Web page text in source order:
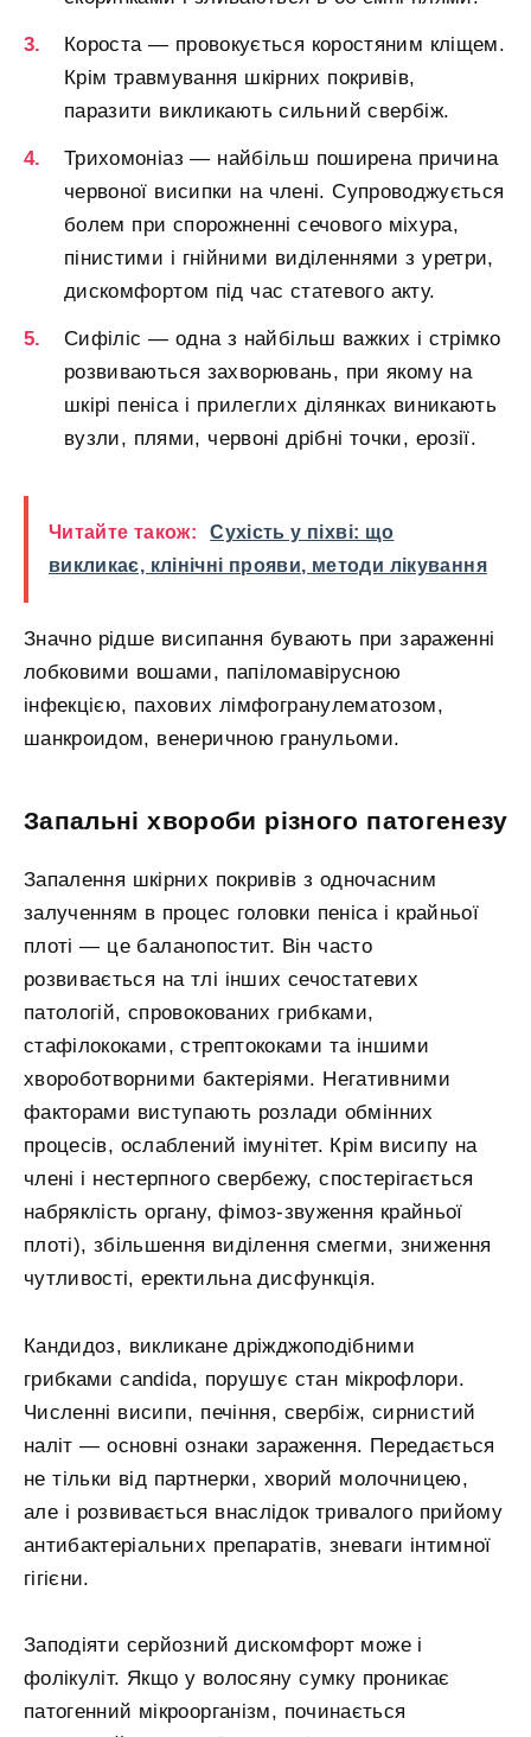
Короста — провокується коростяним кліщем.
Крім травмування шкірних покривів,
паразити викликають сильний свербіж.
Трихомоніаз — найбільш поширена причина
червоної висипки на члені. Супроводжується
болем при спорожненні сечового міхура,
пінистими і гнійними виділеннями з уретри,
дискомфортом під час статевого акту.
Сифіліс — одна з найбільш важких і стрімко
розвиваються захворювань, при якому на
шкірі пеніса і прилеглих ділянках виникають
вузли, плями, червоні дрібні точки, ерозії.
Читайте також:
Сухість у піхві: що
викликає, клінічні прояви, методи лікування
Значно рідше висипання бувають при зараженні
лобковими вошами, папіломавірусною
інфекцією, пахових лімфогранулематозом,
шанкроидом, венеричною гранульоми.
Запальні хвороби різного патогенезу
Запалення шкірних покривів з одночасним
залученням в процес головки пеніса і крайньої
плоті — це баланопостит. Він часто
розвивається на тлі інших сечостатевих
патологій, спровокованих грибками,
стафілококами, стрептококами та іншими
хвороботворними бактеріями. Негативними
факторами виступають розлади обмінних
процесів, ослаблений імунітет. Крім висипу на
члені і нестерпного свербежу, спостерігається
набряклість органу, фімоз-звуження крайньої
плоті), збільшення виділення смегми, зниження
чутливості, еректильна дисфункція.
Кандидоз, викликане дріжджоподібними
грибками candida, порушує стан мікрофлори.
Численні висипи, печіння, свербіж, сирнистий
наліт — основні ознаки зараження. Передається
не тільки від партнерки, хворий молочницею,
але і розвивається внаслідок тривалого прийому
антибактеріальних препаратів, зневаги інтимної
гігієни.
Заподіяти серйозний дискомфорт може і
фолікуліт. Якщо у волосяну сумку проникає
патогенний мікроорганізм, починається